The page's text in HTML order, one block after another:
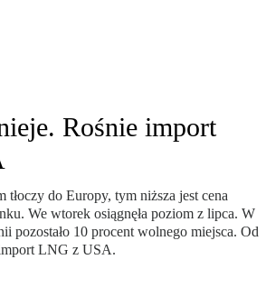
Rośnie import
tłoczy do Europy, tym niższa jest cena
We wtorek osiągnęła poziom z lipca. W
pozostało 10 procent wolnego miejsca. Od
LNG z USA.